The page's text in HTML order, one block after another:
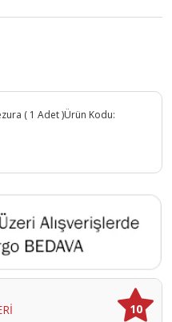
( 1 Adet )Ürün Kodu:
10